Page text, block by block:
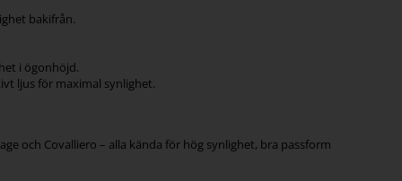
bakifrån.
i ögonhöjd.
ljus för maximal synlighet.
och Covalliero – alla kända för hög synlighet, bra passform